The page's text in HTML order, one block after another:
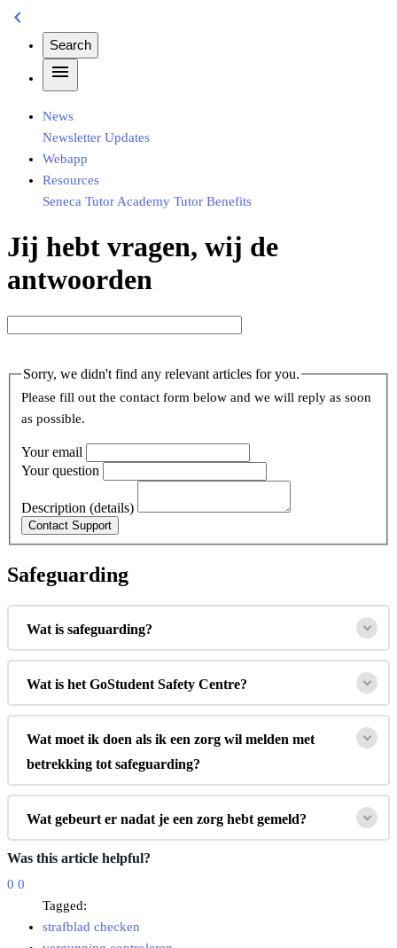
chevron_left
Search
menu
News
Newsletter Updates
Webapp
Resources
Seneca Tutor Academy Tutor Benefits
Jij hebt vragen, wij de
antwoorden
Sorry, we didn't find any relevant articles for you.
Please fill out the contact form below and we will reply as soon
as possible.
Your email
Your question
Description (details)
Safeguarding
Wat is safeguarding?
Wat is het GoStudent Safety Centre?
Wat moet ik doen als ik een zorg wil melden met
betrekking tot safeguarding?
Wat gebeurt er nadat je een zorg hebt gemeld?
Was this article helpful?
0 0
Tagged:
strafblad checken